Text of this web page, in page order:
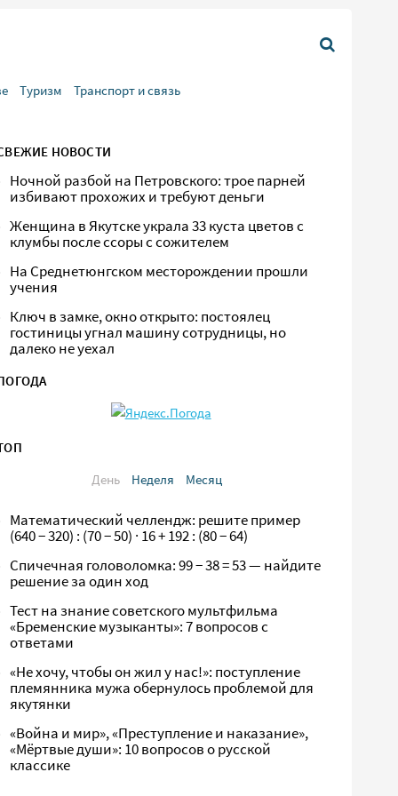
Туризм Транспорт и связь
НОВОСТИ
Ночной разбой на Петровского: трое парней
избивают прохожих и требуют деньги
Женщина в Якутске украла 33 куста цветов с
клумбы после ссоры с сожителем
На Среднетюнгском месторождении прошли
учения
Ключ в замке, окно открыто: постоялец
гостиницы угнал машину сотрудницы, но
далеко не уехал
День
Неделя Месяц
Математический челлендж: решите пример
(640 − 320) : (70 − 50) · 16 + 192 : (80 − 64)
Спичечная головоломка: 99 − 38 = 53 — найдите
решение за один ход
Тест на знание советского мультфильма
«Бременские музыканты»: 7 вопросов с
ответами
«Не хочу, чтобы он жил у нас!»: поступление
племянника мужа обернулось проблемой для
якутянки
«Война и мир», «Преступление и наказание»,
«Мёртвые души»: 10 вопросов о русской
классике